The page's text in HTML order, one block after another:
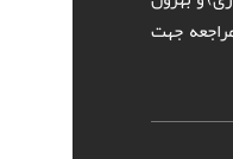
38. (قبل از مراجعه جهت